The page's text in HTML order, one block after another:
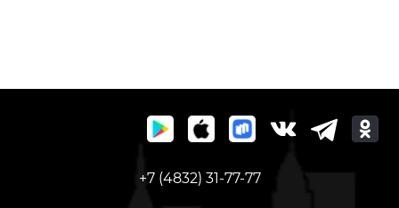
+7 (4832) 31-77-77